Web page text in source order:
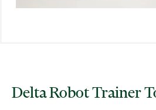
Delta Robot Trainer